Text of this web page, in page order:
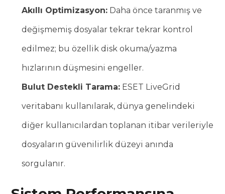
Akıllı Optimizasyon: Daha önce taranmış ve
değişmemiş dosyalar tekrar tekrar kontrol
edilmez; bu özellik disk okuma/yazma
hızlarının düşmesini engeller.
Bulut Destekli Tarama: ESET LiveGrid
veritabanı kullanılarak, dünya genelindeki
diğer kullanıcılardan toplanan itibar verileriyle
dosyaların güvenilirlik düzeyi anında
sorgulanır.